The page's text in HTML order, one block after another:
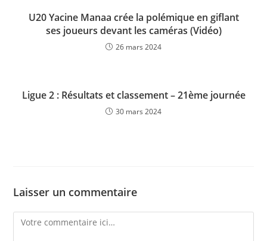
U20 Yacine Manaa crée la polémique en giflant
ses joueurs devant les caméras (Vidéo)
26 mars 2024
Ligue 2 : Résultats et classement – 21ème journée
30 mars 2024
Laisser un commentaire
Comment